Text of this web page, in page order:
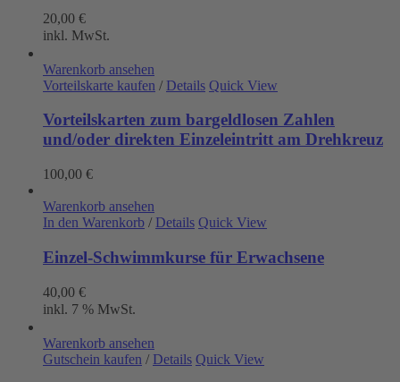
20,00 €
inkl. MwSt.
Warenkorb ansehen
Vorteilskarte kaufen / Details Quick View
Vorteilskarten zum bargeldlosen Zahlen
und/oder direkten Einzeleintritt am Drehkreuz
100,00 €
Warenkorb ansehen
In den Warenkorb / Details Quick View
Einzel-Schwimmkurse für Erwachsene
40,00 €
inkl. 7 % MwSt.
Warenkorb ansehen
Gutschein kaufen / Details Quick View